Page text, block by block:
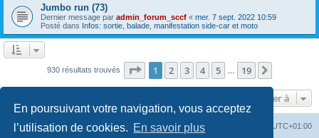
En poursuivant votre navigation, vous acceptez
l’utilisation de cookies. En savoir plus
Jumbo run (73)
Dernier message par admin_forum_sccf « mer. 7 sept. 2022 10:59
Posté dans Infos: sortie, balade, manifestation side-car et moto
930 résultats trouvés Page 1sur19
1 2 3 4 5 19
Aller à
Index du forum UTC+01:00